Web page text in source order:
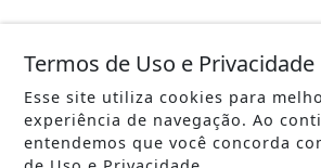
Termos de Uso e Privacidade
Esse site utiliza cookies para
experiência de navegação. Ao
entendemos que você concorda